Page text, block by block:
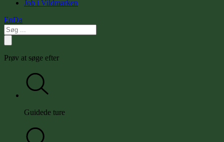
Job i Vildmarken
EnDa
Prøv at søge efter
Guidede ture